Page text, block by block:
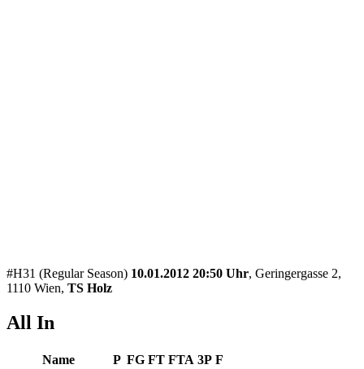
#H31 (Regular Season) 10.01.2012 20:50 Uhr, Geringergasse 2,
1110 Wien, TS Holz
All In
Name P FG FT FTA 3P F